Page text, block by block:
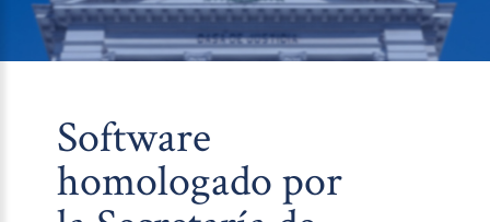
Software
homologado por